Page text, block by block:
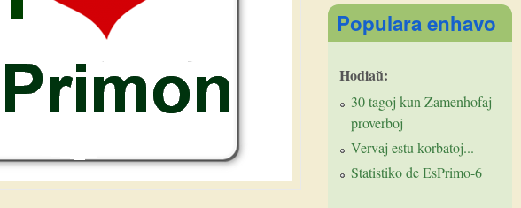
Populara enhavo
Hodiaŭ:
30 tagoj kun Zamenhofaj
proverboj
Vervaj estu korbatoj...
Statistiko de EsPrimo-6